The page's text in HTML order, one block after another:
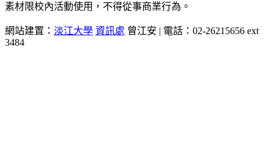
素材限校內活動使用，不得從事商業行為。
網站建置： 淡江大學 資訊處 曾江安 | 電話：02-26215656 ext
3484